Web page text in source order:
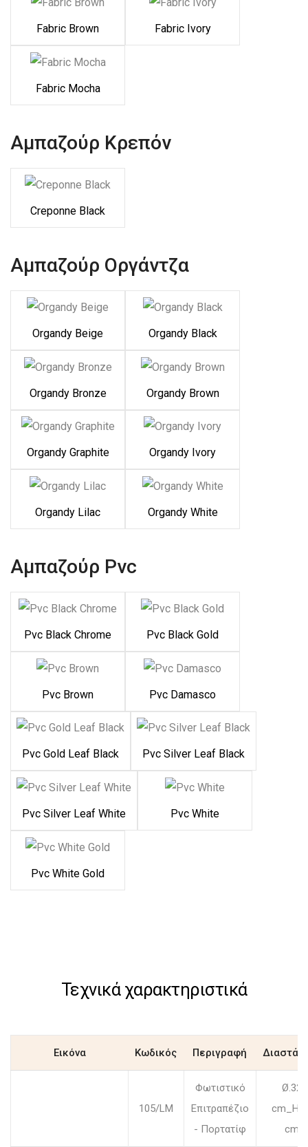
Fabric Brown Fabric Ivory
Fabric Mocha
Αμπαζούρ Κρεπόν
Creponne Black
Αμπαζούρ Οργάντζα
Organdy Beige Organdy Black
Organdy Bronze Organdy Brown
Organdy Graphite Organdy Ivory
Organdy Lilac Organdy White
Αμπαζούρ Pvc
Pvc Black Chrome Pvc Black Gold
Pvc Brown Pvc Damasco
Pvc Gold Leaf Black Pvc Silver Leaf Black
Pvc Silver Leaf White Pvc White
Pvc White Gold
Τεχνικά χαρακτηριστικά
Εικόνα Κωδικός Περιγραφή
105/LM
Φωτιστικό
Επιτραπέζιο
- Πορτατίφ
Ø.32
cm